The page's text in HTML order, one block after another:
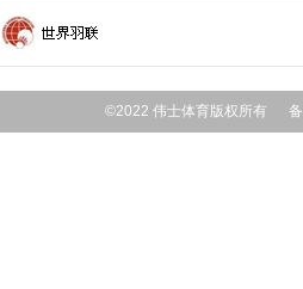
©2022 伟士体育版权所有 备